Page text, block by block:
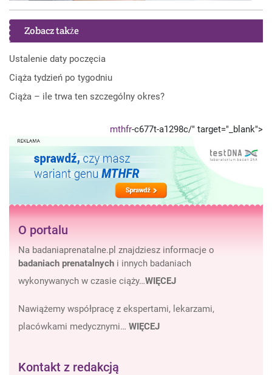
Zobacz także
Ustalenie daty poczęcia
Ciąża tydzień po tygodniu
Ciąża – ile trwa ten szczególny okres?
mthfr-c677t-a1298c/" target="_blank">
O portalu
Na badaniaprenatalne.pl znajdziesz informacje o
badaniach prenatalnych i innych badaniach
wykonywanych w czasie ciąży…WIĘCEJ
Nawiążemy współpracę z ekspertami, lekarzami,
placówkami medycznymi… WIĘCEJ
Kontakt z redakcją